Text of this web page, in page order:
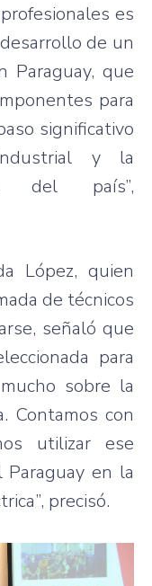
es
de un
Paraguay, que
para
significativo
y la
del país”,
López, quien
de técnicos
señaló que
para
sobre la
Contamos con
utilizar ese
en la
precisó.